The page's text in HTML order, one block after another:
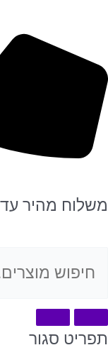
משלוח מהיר
תפריט סגור